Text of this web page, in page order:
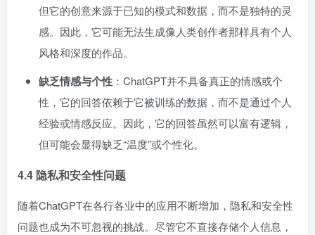
但它的创意来源于已知的模式和数据，而不是独特的灵
感。因此，它可能无法生成像人类创作者那样具有个人
风格和深度的作品。
缺乏情感与个性 ：ChatGPT并不具备真正的情感或个
性，它的回答依赖于它被训练的数据，而不是通过个人
经验或情感反应。因此，它的回答虽然可以富有逻辑，
但可能会显得缺乏“温度”或个性化。
4.4 隐私和安全性问题
随着ChatGPT在各行各业中的应用不断增加，隐私和安全性
问题也成为不可忽视的挑战。尽管它不直接存储个人信息，